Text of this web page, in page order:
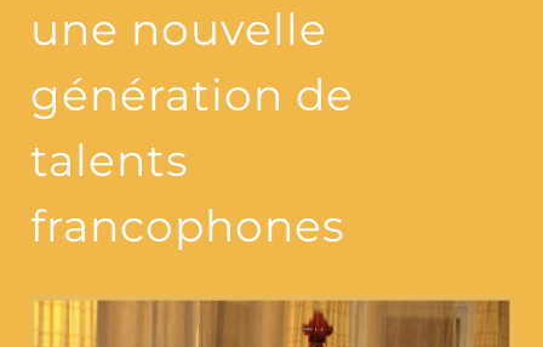
une nouvelle
génération de
talents
francophones